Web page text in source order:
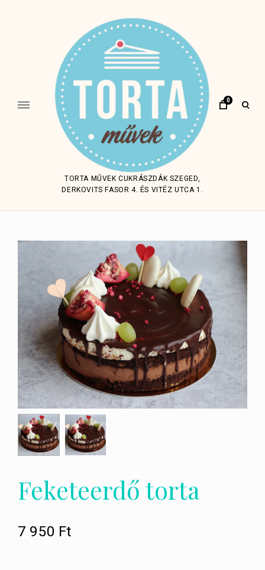
TORTA MŰVEK CUKRÁSZDÁK SZEGED,
DERKOVITS FASOR 4. ÉS VITÉZ UTCA 1.
0
open
Feketeerdő torta
7 950 Ft